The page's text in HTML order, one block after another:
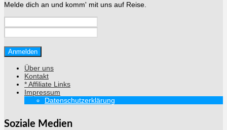
Melde dich an und komm' mit uns auf Reise.
Über uns
Kontakt
* Affiliate Links
Impressum
Datenschutzerklärung
Soziale Medien